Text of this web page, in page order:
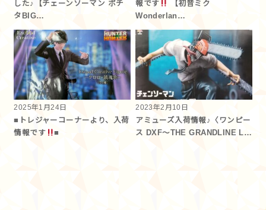
した♪【チェーンソーマン ポチ
タBIG…
報です
【初音ミク
Wonderlan…
2025年1月24日
■トレジャーコーナーより、入荷
情報です
■
2023年2月10日
アミューズ入荷情報♪〈ワンピー
ス DXF～THE GRANDLINE L…